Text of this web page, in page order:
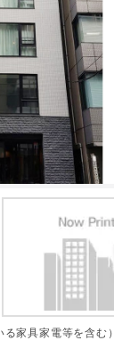
家具家電等を含む